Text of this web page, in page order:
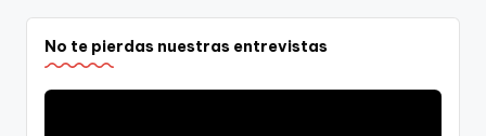
No te pierdas nuestras entrevistas